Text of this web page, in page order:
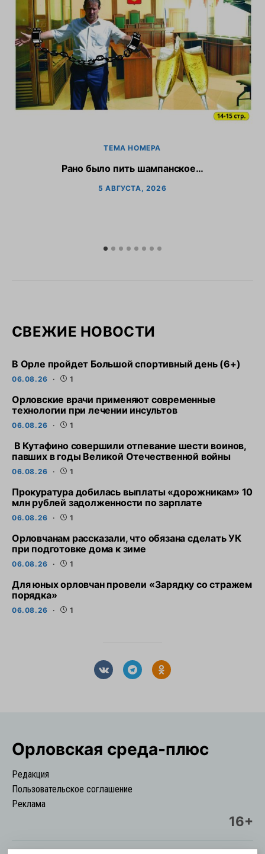
ТЕМА НОМЕРА
Рано было пить шампанское…
5 АВГУСТА, 2026
СВЕЖИЕ НОВОСТИ
В Орле пройдет Большой спортивный день (6+)
06.08.26 1
Орловские врачи применяют современные
технологии при лечении инсультов
06.08.26 1
В Кутафино совершили отпевание шести воинов,
павших в годы Великой Отечественной войны
06.08.26 1
Прокуратура добилась выплаты «дорожникам» 10
млн рублей задолженности по зарплате
06.08.26 1
Орловчанам рассказали, что обязана сделать УК
при подготовке дома к зиме
06.08.26 1
Для юных орловчан провели «Зарядку со стражем
порядка»
06.08.26 1
Орловская cреда-плюс
Редакция
Пользовательское соглашение
Реклама
16+